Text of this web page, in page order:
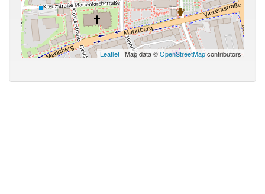
Leaflet | Map data ©OpenStreetMapcontributors